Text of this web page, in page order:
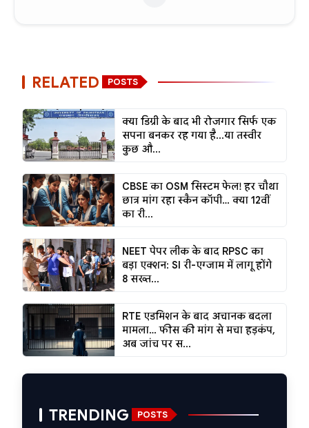
RELATED POSTS
क्या डिग्री के बाद भी रोजगार सिर्फ एक
सपना बनकर रह गया है...या तस्वीर
कुछ औ...
CBSE का OSM सिस्टम फेल! हर चौथा
छात्र मांग रहा स्कैन कॉपी… क्या 12वीं
का री...
NEET पेपर लीक के बाद RPSC का
बड़ा एक्शन: SI री-एग्जाम में लागू होंगे
8 सख्त...
RTE एडमिशन के बाद अचानक बदला
मामला… फीस की मांग से मचा हड़कंप,
अब जांच पर स...
TRENDING POSTS